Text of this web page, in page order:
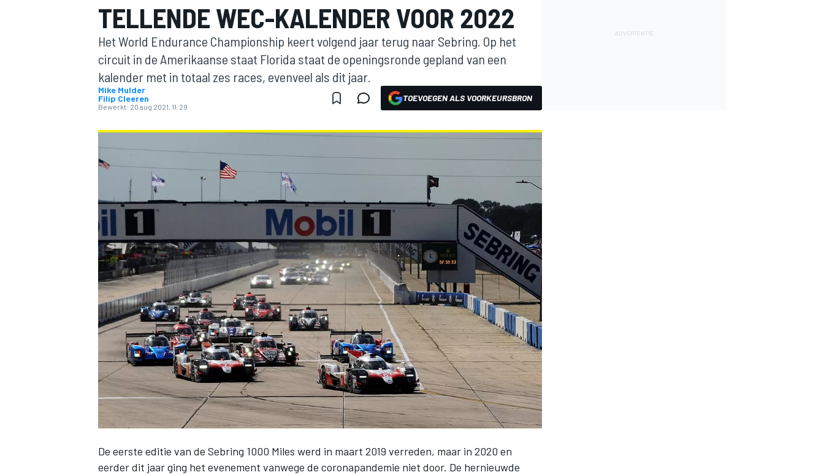
MOTOGP
INDYCAR
TELLENDE WEC-KALENDER VOOR 2022
Het World Endurance Championship keert volgend jaar terug naar Sebring. Op het
circuit in de Amerikaanse staat Florida staat de openingsronde gepland van een
kalender met in totaal zes races, evenveel als dit jaar.
Mike Mulder
Filip Cleeren
Bewerkt: 20 aug 2021, 11:29
TOEVOEGEN ALS VOORKEURSBRON
De eerste editie van de Sebring 1000 Miles werd in maart 2019 verreden, maar in 2020 en
eerder dit jaar ging het evenement vanwege de coronapandemie niet door. De hernieuwde